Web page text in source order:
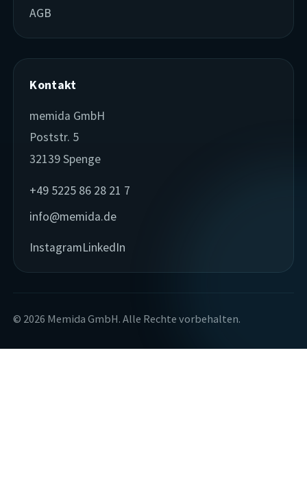
AGB
Kontakt
memida GmbH
Poststr. 5
32139 Spenge
+49 5225 86 28 21 7
info@memida.de
InstagramLinkedIn
© 2026 Memida GmbH. Alle Rechte vorbehalten.